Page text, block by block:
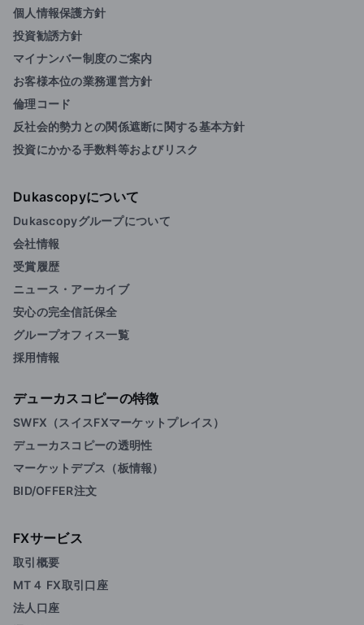
個人情報保護方針
投資勧誘方針
マイナンバー制度のご案内
お客様本位の業務運営方針
倫理コード
反社会的勢力との関係遮断に関する基本方針
投資にかかる手数料等およびリスク
Dukascopyについて
Dukascopyグループについて
会社情報
受賞履歴
ニュース・アーカイブ
安心の完全信託保全
グループオフィス一覧
採用情報
デューカスコピーの特徴
SWFX（スイスFXマーケットプレイス）
デューカスコピーの透明性
マーケットデプス（板情報）
BID/OFFER注文
FXサービス
取引概要
MT４ FX取引口座
法人口座